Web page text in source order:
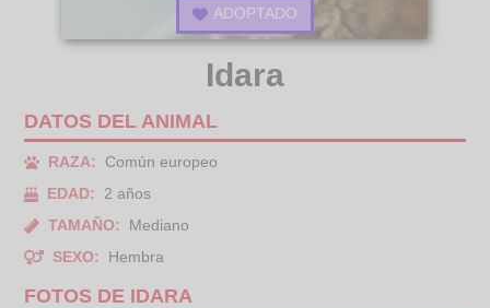
ADOPTADO
Idara
DATOS DEL ANIMAL
RAZA:
Común europeo
EDAD:
2 años
TAMAÑO:
Mediano
SEXO:
Hembra
FOTOS DE IDARA